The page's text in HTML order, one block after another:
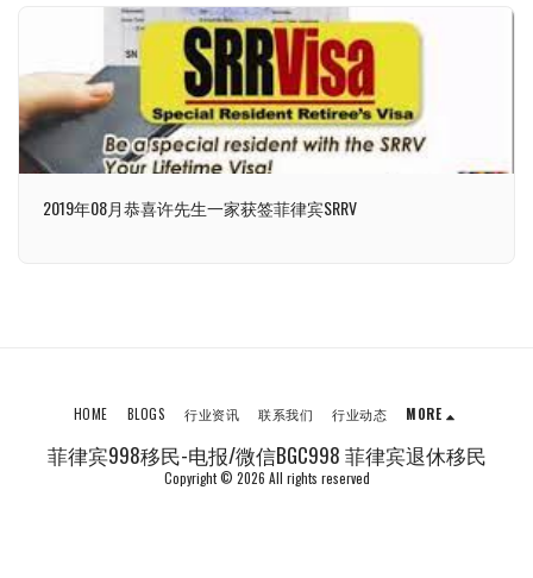
2019年08月恭喜许先生一家获签菲律宾SRRV
菲律宾998移民-电报/微信BGC998 菲律宾退休移民
Copyright © 2026 All rights reserved
HOME BLOGS 行业资讯 联系我们 行业动态 MORE